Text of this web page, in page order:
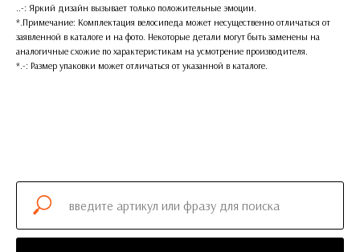
..-: Яркий дизайн вызывает только положительные эмоции.
*.Примечание: Комплектация велосипеда может несущественно отличаться от
заявленной в каталоге и на фото. Некоторые детали могут быть заменены на
аналогичные схожие по характеристикам на усмотрение производителя.
*.-: Размер упаковки может отличаться от указанной в каталоге.